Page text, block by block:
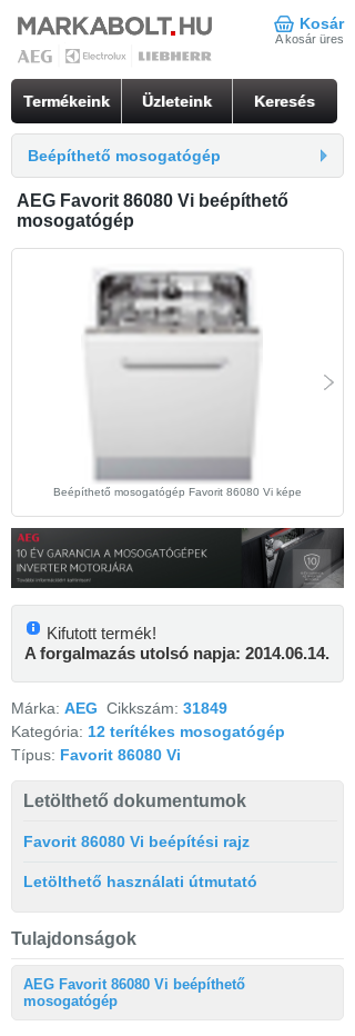
Kosár
A kosár üres
Termékeink Üzleteink Keresés
Beépíthető mosogatógép
AEG Favorit 86080 Vi beépíthető
mosogatógép
Beépíthető mosogatógép Favorit 86080 Vi képe
Kifutott termék!
A forgalmazás utolsó napja: 2014.06.14.
Márka: AEG Cikkszám: 31849
Kategória: 12 terítékes mosogatógép
Típus: Favorit 86080 Vi
Letölthető dokumentumok
Favorit 86080 Vi beépítési rajz
Letölthető használati útmutató
Tulajdonságok
AEG Favorit 86080 Vi beépíthető
mosogatógép